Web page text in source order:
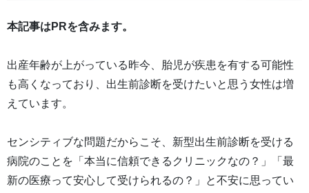
本記事はPRを含みます。
出産年齢が上がっている昨今、胎児が疾患を有する可能性
も高くなっており、出生前診断を受けたいと思う女性は増
えています。
センシティブな問題だからこそ、新型出生前診断を受ける
病院のことを「本当に信頼できるクリニックなの？」「最
新の医療って安心して受けられるの？」と不安に思ってい